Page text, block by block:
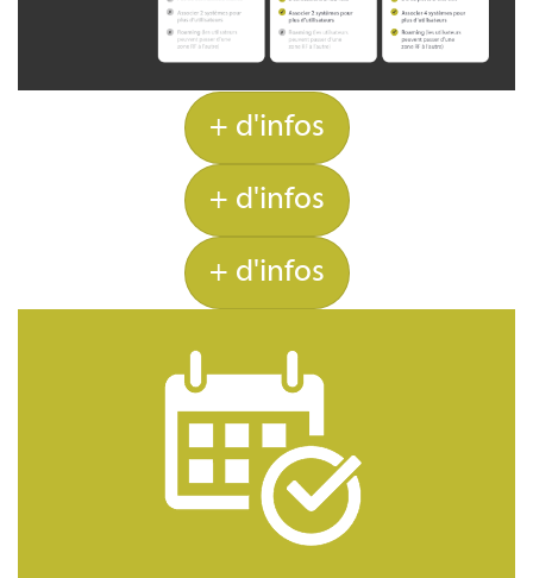
+ d'infos
+ d'infos
+ d'infos